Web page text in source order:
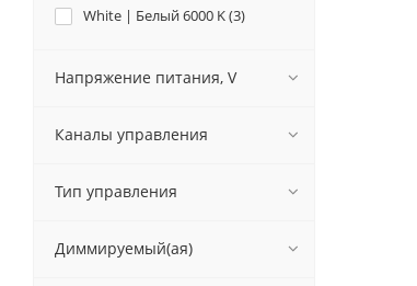
White | Белый 6000 K (3)
Напряжение питания, V
Каналы управления
Тип управления
Диммируемый(ая)